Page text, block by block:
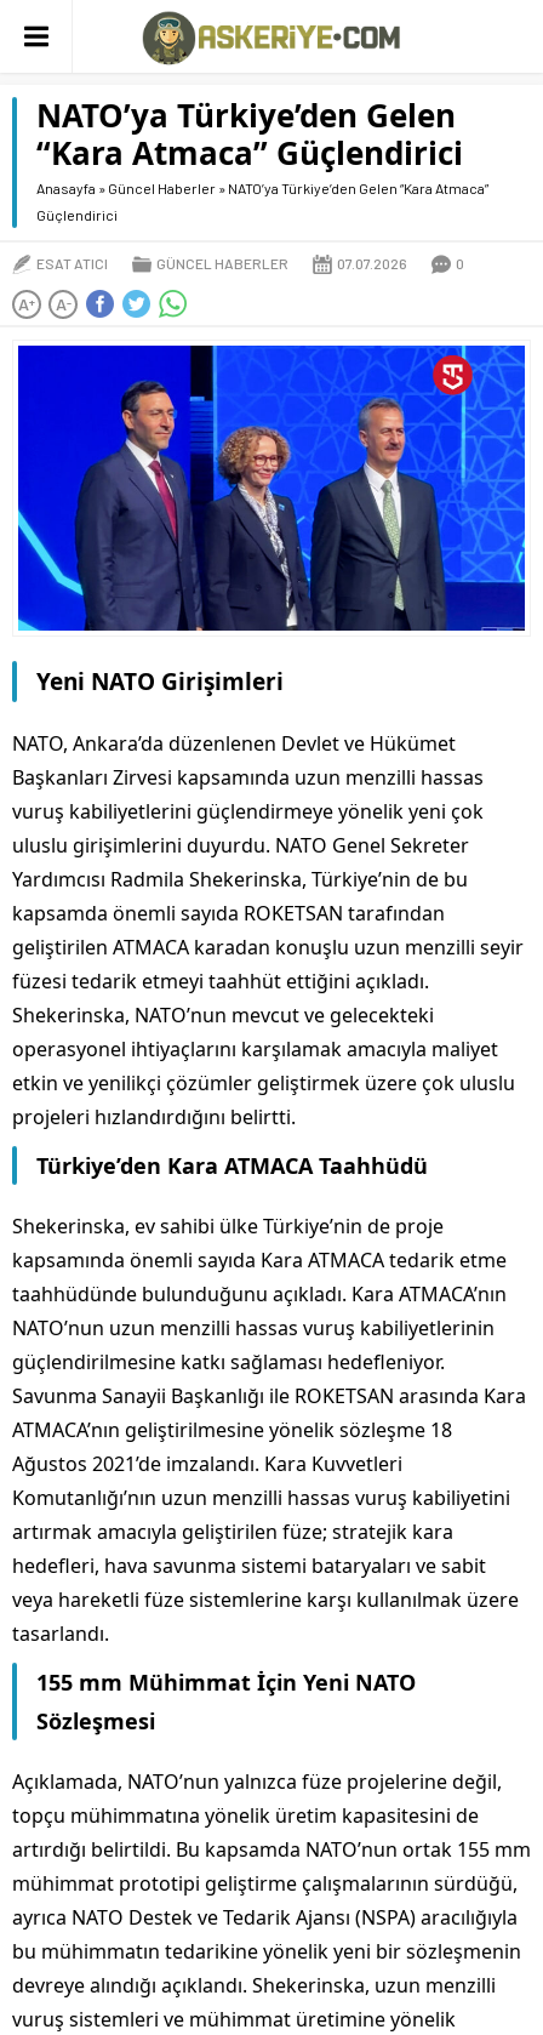
NATO’ya Türkiye’den Gelen
“Kara Atmaca” Güçlendirici
Anasayfa » Güncel Haberler » NATO’ya Türkiye’den Gelen “Kara Atmaca”
Güçlendirici
ESAT ATICI GÜNCEL HABERLER 07.07.2026 0
A+ A-
Yeni NATO Girişimleri
NATO, Ankara’da düzenlenen Devlet ve Hükümet
Başkanları Zirvesi kapsamında uzun menzilli hassas
vuruş kabiliyetlerini güçlendirmeye yönelik yeni çok
uluslu girişimlerini duyurdu. NATO Genel Sekreter
Yardımcısı Radmila Shekerinska, Türkiye’nin de bu
kapsamda önemli sayıda ROKETSAN tarafından
geliştirilen ATMACA karadan konuşlu uzun menzilli seyir
füzesi tedarik etmeyi taahhüt ettiğini açıkladı.
Shekerinska, NATO’nun mevcut ve gelecekteki
operasyonel ihtiyaçlarını karşılamak amacıyla maliyet
etkin ve yenilikçi çözümler geliştirmek üzere çok uluslu
projeleri hızlandırdığını belirtti.
Türkiye’den Kara ATMACA Taahhüdü
Shekerinska, ev sahibi ülke Türkiye’nin de proje
kapsamında önemli sayıda Kara ATMACA tedarik etme
taahhüdünde bulunduğunu açıkladı. Kara ATMACA’nın
NATO’nun uzun menzilli hassas vuruş kabiliyetlerinin
güçlendirilmesine katkı sağlaması hedefleniyor.
Savunma Sanayii Başkanlığı ile ROKETSAN arasında Kara
ATMACA’nın geliştirilmesine yönelik sözleşme 18
Ağustos 2021’de imzalandı. Kara Kuvvetleri
Komutanlığı’nın uzun menzilli hassas vuruş kabiliyetini
artırmak amacıyla geliştirilen füze; stratejik kara
hedefleri, hava savunma sistemi bataryaları ve sabit
veya hareketli füze sistemlerine karşı kullanılmak üzere
tasarlandı.
155 mm Mühimmat İçin Yeni NATO
Sözleşmesi
Açıklamada, NATO’nun yalnızca füze projelerine değil,
topçu mühimmatına yönelik üretim kapasitesini de
artırdığı belirtildi. Bu kapsamda NATO’nun ortak 155 mm
mühimmat prototipi geliştirme çalışmalarının sürdüğü,
ayrıca NATO Destek ve Tedarik Ajansı (NSPA) aracılığıyla
bu mühimmatın tedarikine yönelik yeni bir sözleşmenin
devreye alındığı açıklandı. Shekerinska, uzun menzilli
vuruş sistemleri ve mühimmat üretimine yönelik